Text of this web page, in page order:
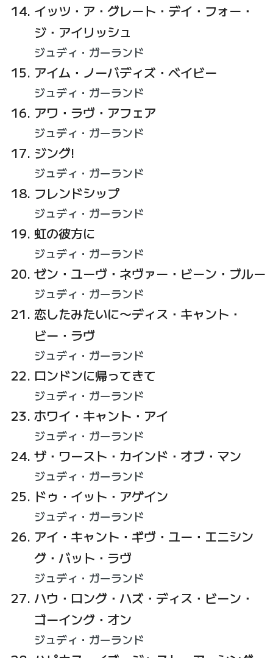
イッツ・ア・グレート・デイ・フォー・
ジ・アイリッシュ
ジュディ・ガーランド
アイム・ノーバディズ・ベイビー
ジュディ・ガーランド
アワ・ラヴ・アフェア
ジュディ・ガーランド
ジング!
ジュディ・ガーランド
フレンドシップ
ジュディ・ガーランド
虹の彼方に
ジュディ・ガーランド
ゼン・ユーヴ・ネヴァー・ビーン・ブルー
ジュディ・ガーランド
恋したみたいに〜ディス・キャント・
ビー・ラヴ
ジュディ・ガーランド
ロンドンに帰ってきて
ジュディ・ガーランド
ホワイ・キャント・アイ
ジュディ・ガーランド
ザ・ワースト・カインド・オブ・マン
ジュディ・ガーランド
ドゥ・イット・アゲイン
ジュディ・ガーランド
アイ・キャント・ギヴ・ユー・エニシン
グ・バット・ラヴ
ジュディ・ガーランド
ハウ・ロング・ハズ・ディス・ビーン・
ゴーイング・オン
ジュディ・ガーランド